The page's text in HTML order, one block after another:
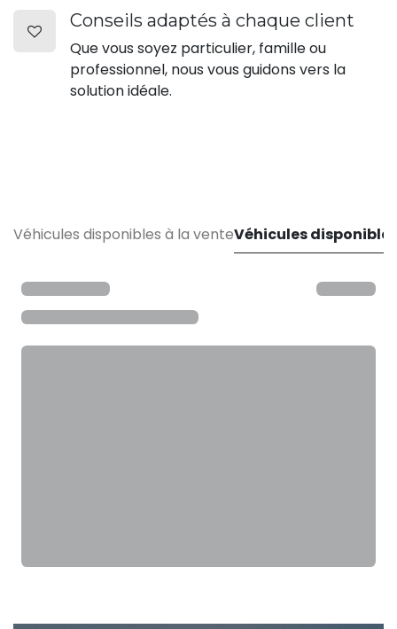
Conseils adaptés à chaque client
Que vous soyez particulier, famille ou
professionnel, nous vous guidons vers la
solution idéale.
Véhicules disponibles à la venteVéhicules